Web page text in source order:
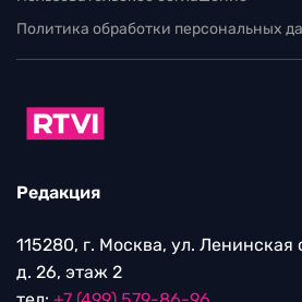
Политика обработки персональных
Редакция
115280, г. Москва, ул. Ленинская
д. 26, этаж 2